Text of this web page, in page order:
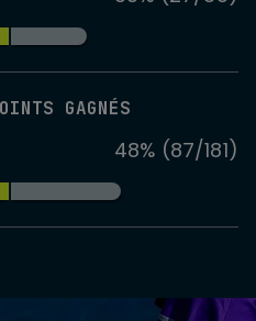
GAGNÉS
48% (87/181)